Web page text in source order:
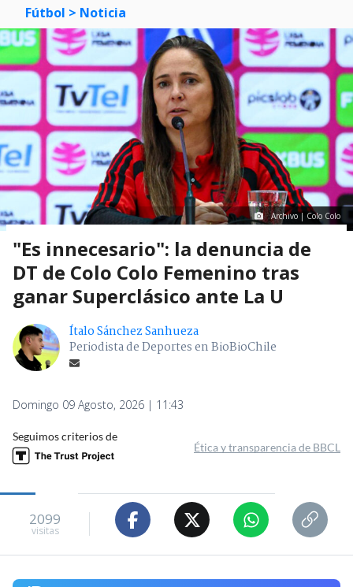
Fútbol > Noticia
Archivo | Colo Colo
"Es innecesario": la denuncia de
DT de Colo Colo Femenino tras
ganar Superclásico ante La U
Ítalo Sánchez Sanhueza
Periodista de Deportes en BioBioChile
Domingo 09 Agosto, 2026 | 11:43
Seguimos criterios de
Ética y transparencia de BBCL
2099
visitas